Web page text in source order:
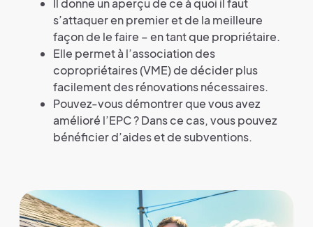
Il donne un aperçu de ce à quoi il faut
s’attaquer en premier et de la meilleure
façon de le faire – en tant que propriétaire.
Elle permet à l’association des
copropriétaires (VME) de décider plus
facilement des rénovations nécessaires.
Pouvez-vous démontrer que vous avez
amélioré l’EPC ? Dans ce cas, vous pouvez
bénéficier d’aides et de subventions.